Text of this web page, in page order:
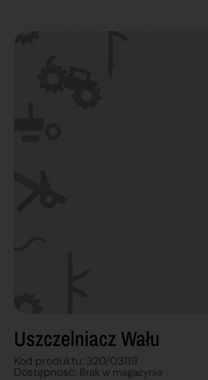
Uszczelniacz Wału
Kod produktu: 320/03119
Dostępnosć: Brak w magazynie